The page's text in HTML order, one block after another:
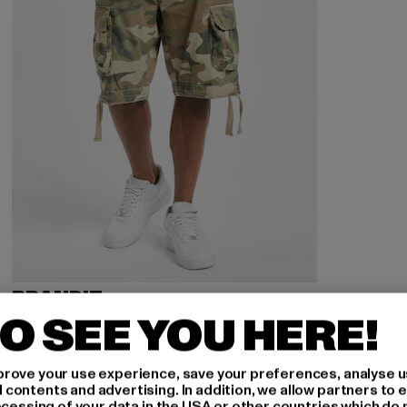
BRANDIT
Urban Legend
39,99 EUR
Derzeitiger Preis: 39,99 EUR
SEE YOU HERE!
your use experience, save your preferences, analyse
and advertising. In addition, we allow partners to